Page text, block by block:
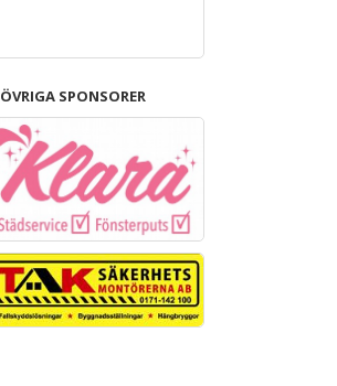
ÖVRIGA SPONSORER